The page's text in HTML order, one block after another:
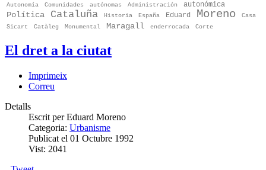
Autonomía
Comunidades autónomas Administración autonómica
Política Cataluña Historia España Eduard Moreno
Casa
Sicart
Catàleg Monumental Maragall enderrocada Corte
El dret a la ciutat
Imprimeix
Correu
Detalls
Escrit per Eduard Moreno
Categoria: Urbanisme
Publicat el 01 Octubre 1992
Vist: 2041